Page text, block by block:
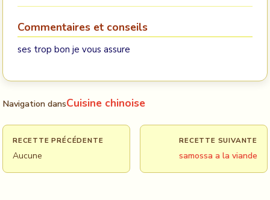
Commentaires et conseils
ses trop bon je vous assure
Navigation dansCuisine chinoise
RECETTE PRÉCÉDENTE
Aucune
RECETTE SUIVANTE
samossa a la viande